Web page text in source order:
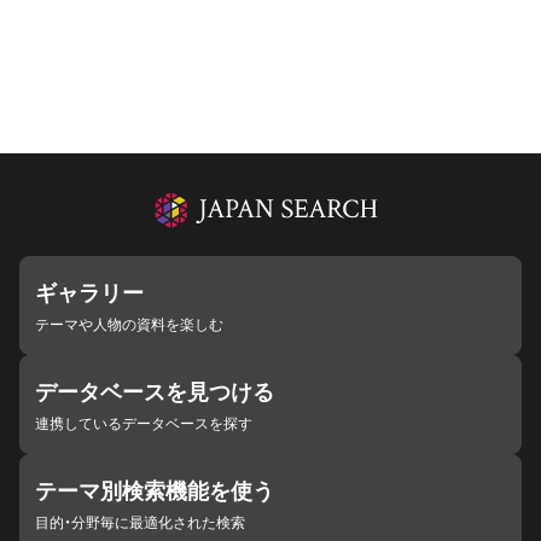
ギャラリー
テーマや人物の資料を楽しむ
データベースを見つける
連携しているデータベースを探す
テーマ別検索機能を使う
目的・分野毎に最適化された検索